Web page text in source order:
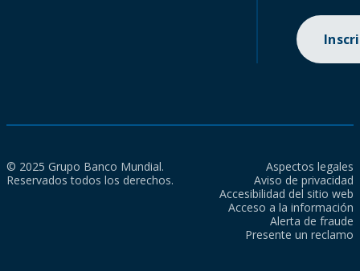
© 2025 Grupo Banco Mundial.
Reservados todos los derechos.
Aspectos legales
Aviso de privacidad
Accesibilidad del sitio web
Acceso a la información
Alerta de fraude
Presente un reclamo